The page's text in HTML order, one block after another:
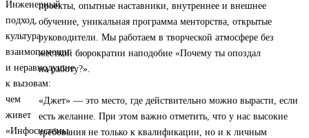
проекты, опытные наставники, внутреннее и внешнее
обучение, уникальная программа менторства, открытые
руководители. Мы работаем в творческой атмосфере без
жесткой бюрократии наподобие «Почему ты опоздал
на работу?».
«Джет» — это место, где действительно можно вырасти, если
есть желание. При этом важно отметить, что у нас высокие
требования не только к квалификации, но и к личным